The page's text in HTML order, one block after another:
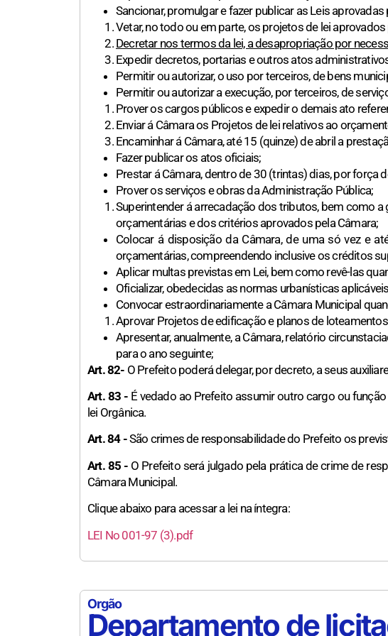
Sancionar, promulgar e fazer publicar as Leis
Vetar, no todo ou em parte, os projetos de lei aprovados
Decretar nos termos da lei, a desapropriação por
Expedir decretos, portarias e outros atos
Permitir ou autorizar, o uso por terceiros, de bens
Permitir ou autorizar a execução, por terceiros, de
Prover os cargos públicos e expedir o demais ato
Enviar á Câmara os Projetos de lei relativos ao
Encaminhar á Câmara, até 15 (quinze) de abril a
Fazer publicar os atos oficiais;
Prestar á Câmara, dentro de 30 (trintas) dias, por
Prover os serviços e obras da Administração Pública;
Superintender á arrecadação dos tributos, bem como
orçamentárias e dos critérios aprovados pela Câmara;
Colocar á disposição da Câmara, de uma só vez e
orçamentárias, compreendendo inclusive os créditos
Aplicar multas previstas em Lei, bem como revê-las
Oficializar, obedecidas as normas urbanísticas
Convocar estraordinariamente a Câmara Municipal
Aprovar Projetos de edificação e planos de
Apresentar, anualmente, a Câmara, relatório
para o ano seguinte;
Art. 82- O Prefeito poderá delegar, por decreto, a seus
Art. 83 -É vedado ao Prefeito assumir outro cargo ou
lei Orgânica.
Art. 84 -São crimes de responsabilidade do Prefeito os
Art. 85 - O Prefeito será julgado pela prática de crime de
Câmara Municipal.
Clique abaixo para acessar a lei na íntegra:
LEI No 001-97 (3).pdf
Orgão
Departamento de